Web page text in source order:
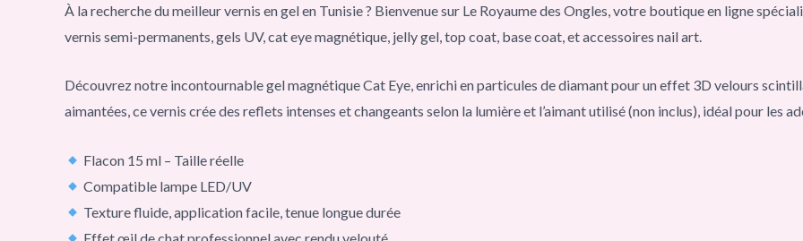
À la recherche du meilleur vernis en gel en Tunisie ? Bienvenue sur Le Royaume des Ongles, votre boutique en ligne
vernis semi-permanents, gels UV, cat eye magnétique, jelly gel, top coat, base coat, et accessoires nail art.
Découvrez notre incontournable gel magnétique Cat Eye, enrichi en particules de diamant pour un effet 3D velours
aimantées, ce vernis crée des reflets intenses et changeants selon la lumière et l’aimant utilisé (non inclus), idéal pour les
Flacon 15 ml – Taille réelle
Compatible lampe LED/UV
Texture fluide, application facile, tenue longue durée